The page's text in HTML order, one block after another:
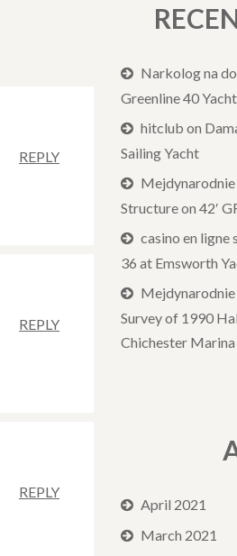
REPLY
REPLY
REPLY
Narkolog na
Greenline 40 Yacht
hitclub on
Sailing Yacht
Structure on 42′
casino en ligne
36 at Emsworth
Survey of 1990
Chichester Marina
April 2021
March 2021